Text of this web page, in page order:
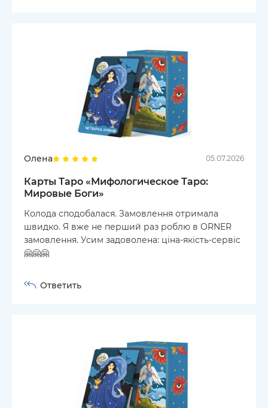
Олена 05.07.2026
Карты Таро «Мифологическое Таро:
Мировые Боги»
Колода сподобалася. Замовлення отримала
швидко. Я вже не перший раз роблю в ORNER
замовлення. Усим задоволена: ціна-якість-сервіс
🤗🤗🤗
Ответить